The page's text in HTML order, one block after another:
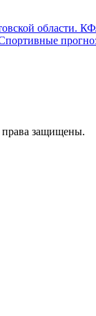
области.
права защищены.